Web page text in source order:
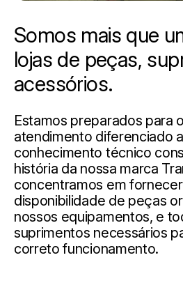
Somos mais que
lojas de peças,
acessórios.
Estamos preparados para
atendimento diferenciado
conhecimento técnico
história da nossa marca
concentramos em
disponibilidade de peças
nossos equipamentos, e
suprimentos necessários
correto funcionamento.